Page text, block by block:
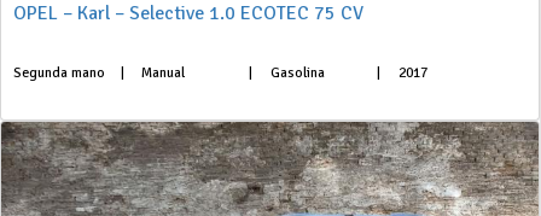
OPEL – Karl – Selective 1.0 ECOTEC 75 CV
Segunda mano Manual Gasolina 2017